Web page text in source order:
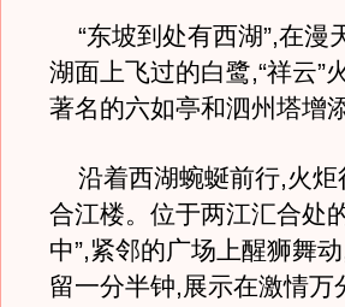
“东坡到处有西湖”,在漫
湖面上飞过的白鹭,“祥云”
著名的六如亭和泗州塔增
沿着西湖蜿蜒前行,火炬
合江楼。位于两江汇合处
中”,紧邻的广场上醒狮舞
留一分半钟,展示在激情万